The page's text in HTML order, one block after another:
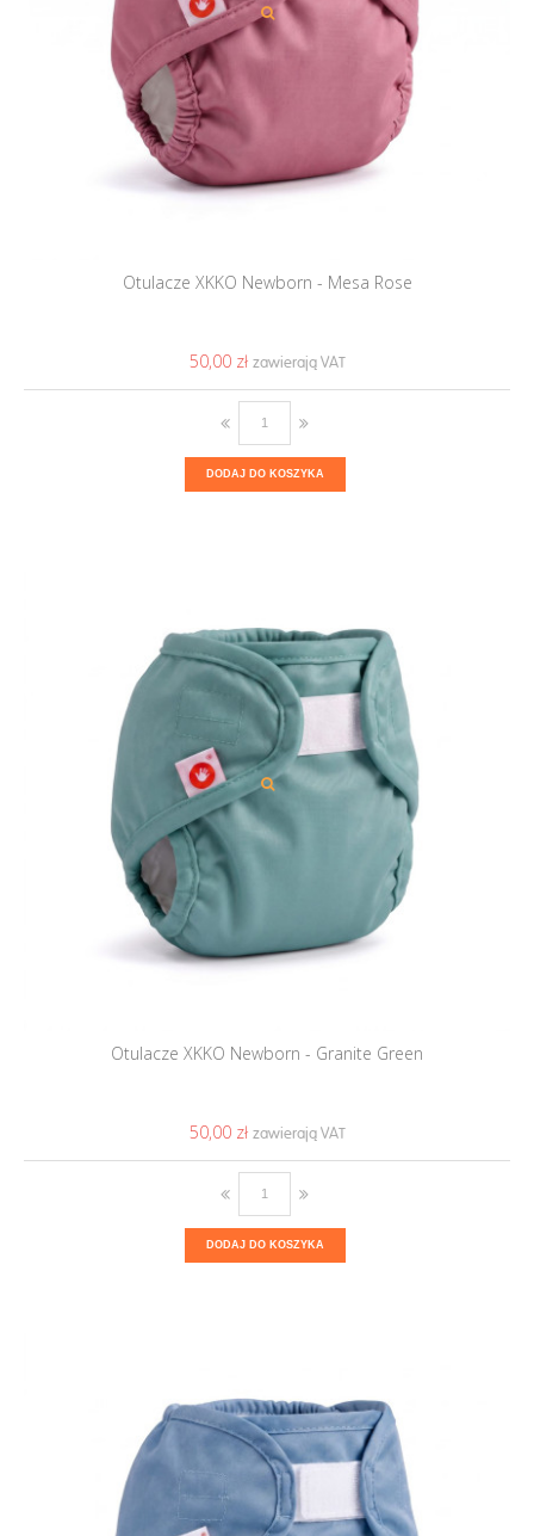
Otulacze XKKO Newborn - Mesa Rose
50,00 ‎zł
DODAJ DO KOSZYKA
Otulacze XKKO Newborn - Granite Green
50,00 ‎zł
DODAJ DO KOSZYKA